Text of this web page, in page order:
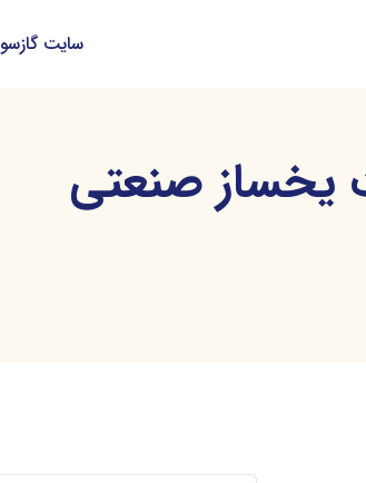
سایت گازسو
صنعتی